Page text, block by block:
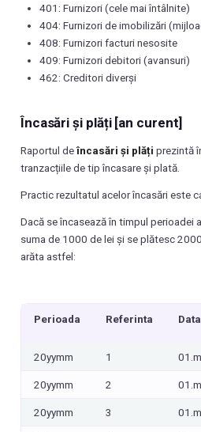
401: Furnizori (cele mai întâlnite)
404: Furnizori de imobilizări
408: Furnizori facturi nesosite
409: Furnizori debitori (avansuri)
462: Creditori diverși
Încasări și plăți [an curent]
Raportul deîncasări și plăți prezintă
tranzacțiile de tip încasare și plată.
Practic rezultatul acelor încasări este
Dacă se încasează în timpul perioadei
suma de 1000 de lei și se plătesc
arăta astfel:
Perioada Referinta Data
20yymm 1
20yymm 2
20yymm 3